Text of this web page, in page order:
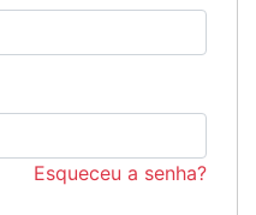
Esqueceu a senha?